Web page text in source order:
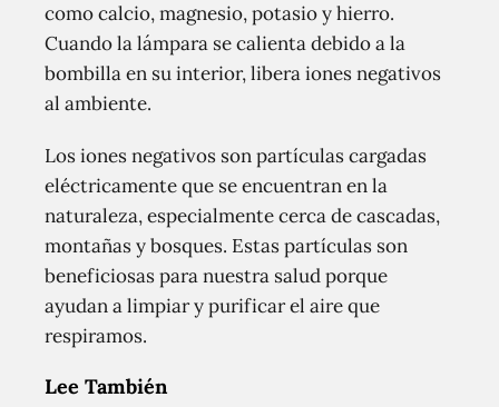
como calcio, magnesio, potasio y hierro.
Cuando la lámpara se calienta debido a la
bombilla en su interior, libera iones negativos
al ambiente.
Los iones negativos son partículas cargadas
eléctricamente que se encuentran en la
naturaleza, especialmente cerca de cascadas,
montañas y bosques. Estas partículas son
beneficiosas para nuestra salud porque
ayudan a limpiar y purificar el aire que
respiramos.
Lee También